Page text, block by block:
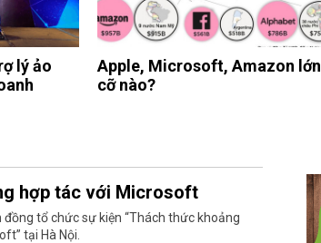
lý ảo
Apple, Microsoft, Amazon lớn
cỡ nào?
hợp tác với Microsoft
tổ chức sự kiện “Thách thức khoảng
tại Hà Nội.